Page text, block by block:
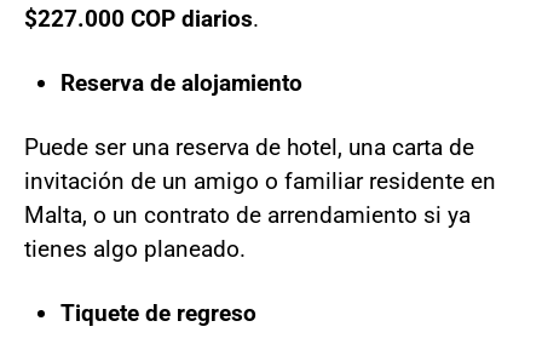
$227.000 COP diarios.
Reserva de alojamiento
Puede ser una reserva de hotel, una carta de
invitación de un amigo o familiar residente en
Malta, o un contrato de arrendamiento si ya
tienes algo planeado.
Tiquete de regreso